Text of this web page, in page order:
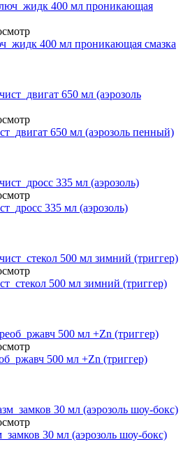
400 мл проникающая смазка
650 мл (аэрозоль пенный)
335 мл (аэрозоль)
500 мл зимний (триггер)
500 мл +Zn (триггер)
30 мл (аэрозоль шоу-бокс)